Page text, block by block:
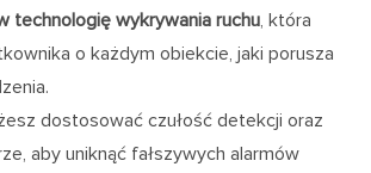
technologię wykrywania ruchu, która
o każdym obiekcie, jaki porusza
dostosować czułość detekcji oraz
aby uniknąć fałszywych alarmów